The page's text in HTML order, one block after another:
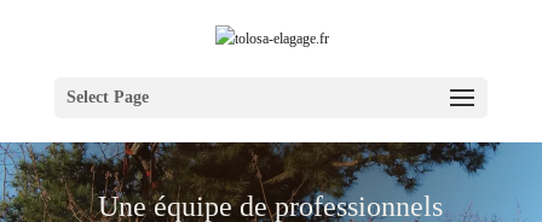
Select Page
Une équipe de professionnels